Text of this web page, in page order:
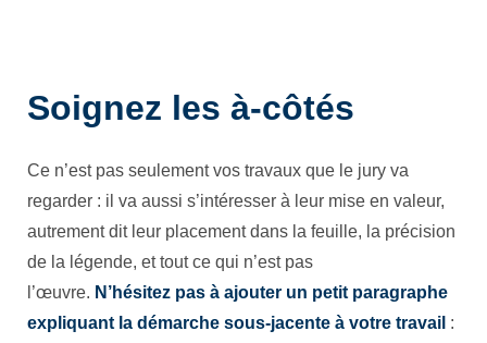
Soignez les à-côtés
Ce n’est pas seulement vos travaux que le jury va
regarder : il va aussi s’intéresser à leur mise en valeur,
autrement dit leur placement dans la feuille, la précision
de la légende, et tout ce qui n’est pas
l’œuvre. N’hésitez pas à ajouter un petit paragraphe
expliquant la démarche sous-jacente à votre travail :